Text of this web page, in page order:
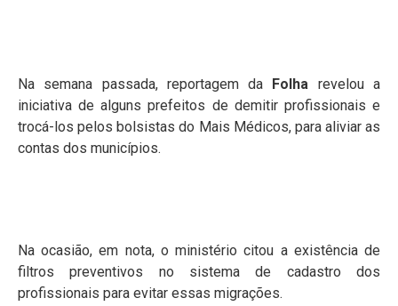
Na semana passada, reportagem da Folha revelou a
iniciativa de alguns prefeitos de demitir profissionais e
trocá-los pelos bolsistas do Mais Médicos, para aliviar as
contas dos municípios.
Na ocasião, em nota, o ministério citou a existência de
filtros preventivos no sistema de cadastro dos
profissionais para evitar essas migrações.